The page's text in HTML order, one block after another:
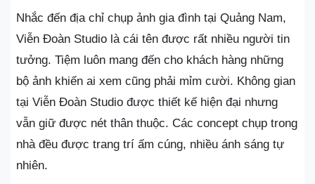
Nhắc đến địa chỉ chụp ảnh gia đình tại Quảng Nam,
Viễn Đoàn Studio là cái tên được rất nhiều người tin
tưởng. Tiệm luôn mang đến cho khách hàng những
bộ ảnh khiến ai xem cũng phải mỉm cười. Không gian
tại Viễn Đoàn Studio được thiết kế hiện đại nhưng
vẫn giữ được nét thân thuộc. Các concept chụp trong
nhà đều được trang trí ấm cúng, nhiều ánh sáng tự
nhiên.